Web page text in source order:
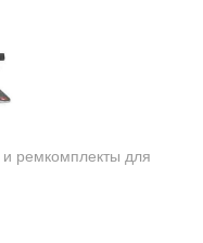
ремкомплекты для